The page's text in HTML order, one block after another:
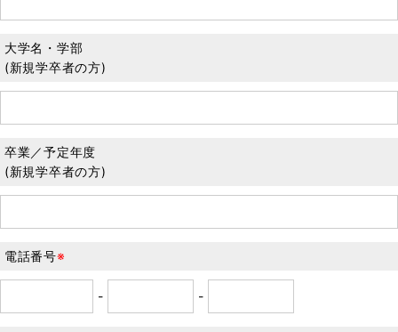
大学名・学部
(新規学卒者の方)
卒業／予定年度
(新規学卒者の方)
電話番号※
- -